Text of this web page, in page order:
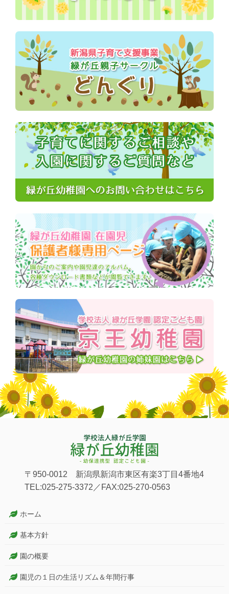
〒950-0012 新潟県新潟市東区有楽3丁目4番地4
TEL:025-275-3372／FAX:025-270-0563
ホーム
基本方針
園の概要
園児の１日の生活リズム＆年間行事